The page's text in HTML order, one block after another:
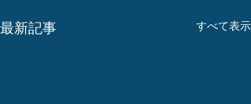
最新記事 すべて表示